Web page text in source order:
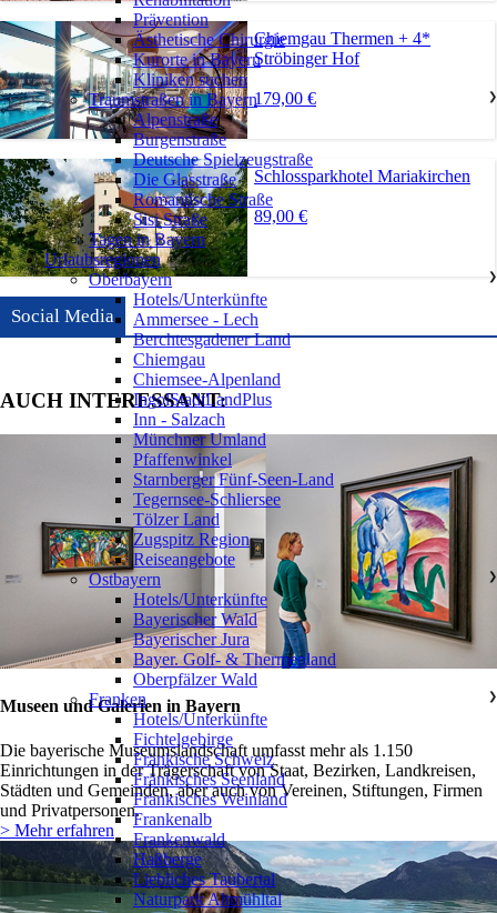
Chiemgau Thermen + 4*
Ströbinger Hof
179,00 €
Schlossparkhotel Mariakirchen
89,00 €
Social Media
AUCH INTERESSANT:
Museen und Galerien in Bayern
Die bayerische Museumslandschaft umfasst mehr als 1.150
Einrichtungen in der Trägerschaft von Staat, Bezirken, Landkreisen,
Städten und Gemeinden, aber auch von Vereinen, Stiftungen, Firmen
und Privatpersonen.
> Mehr erfahren
Prävention
Ästhetische Chirurgie
Kurorte in Bayern
Kliniken suchen
Traumstraßen in Bayern
❯
Alpenstraße
Burgenstraße
Deutsche Spielzeugstraße
Die Glasstraße
Romantische Straße
Sisi Straße
Tagen in Bayern
Urlaubsregionen
Oberbayern
❯
Hotels/Unterkünfte
Ammersee - Lech
Berchtesgadener Land
Chiemgau
Chiemsee-Alpenland
IngolStadtLandPlus
Inn - Salzach
Münchner Umland
Pfaffenwinkel
Starnberger Fünf-Seen-Land
Tegernsee-Schliersee
Tölzer Land
Zugspitz Region
Reiseangebote
Ostbayern
❯
Hotels/Unterkünfte
Bayerischer Wald
Bayerischer Jura
Bayer. Golf- & Thermenland
Oberpfälzer Wald
Franken
❯
Hotels/Unterkünfte
Fichtelgebirge
Fränkische Schweiz
Fränkisches Seenland
Fränkisches Weinland
Frankenalb
Frankenwald
Haßberge
Liebliches Taubertal
Naturpark Altmühltal